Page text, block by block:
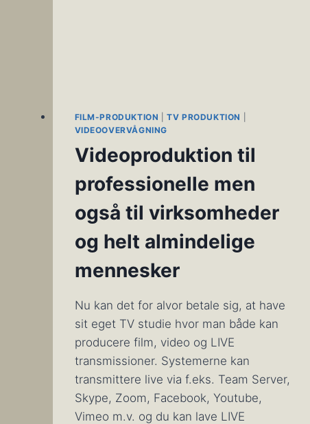
FILM-PRODUKTION |TV PRODUKTION
VIDEOOVERVÅGNING
Videoproduktion til
professionelle men
også til virksomheder
og helt almindelige
mennesker
Nu kan det for alvor betale sig, at have
sit eget TV studie hvor man både kan
producere film, video og LIVE
transmissioner. Systemerne kan
transmittere live via f.eks. Team Server,
Skype, Zoom, Facebook, Youtube,
Vimeo m.v. og du kan lave LIVE